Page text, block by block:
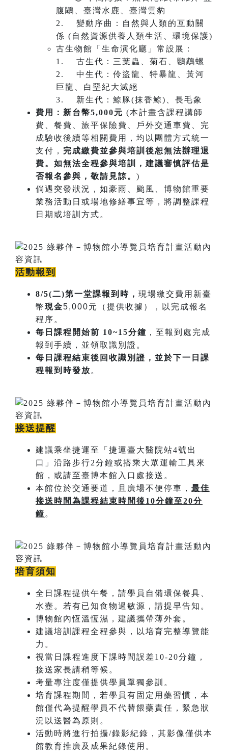
腹鷴、臺灣水鹿、臺灣雲豹
2. 變動序曲：自然與人類的互動關
係 (自然資源供養人類生活、環境保護)
古生物館「生命演化廳」常設展：
1. 古生代：三葉蟲、菊石、鸚鵡螺
2. 中生代：伶盜龍、特暴龍、黃河
巨龍、白堊紀大滅絕
3. 新生代：鯨豚(抹香鯨)、長毛象
費用：新台幣5,000元 (本計畫含課程講師
費、餐費、旅平保險費、戶外交通車費、完
成驗收後續等相關費用，均以團體方式統一
支付， 完成繳費並參與培訓後恕無法辦理退
費。如無法全程參與培訓，建議審慎評估是
否報名參與，敬請見諒。 )
倘遇突發狀況，如豪雨、颱風、博物館重要
業務活動日或場地修繕事宜等，將調整課程
日期或培訓方式。
活動報到
8/5(二)第一堂課報到時， 現場繳交費用新臺
幣現金5,000元（提供收據），以完成報名
程序。
每日課程開始​前 10~15分鐘 ，至報到處完成
報到手續，並領取識別證。
每日課程結束後回收識別證，並於下一日課
程報到時發放 。
接送提醒
建議乘坐捷運至「捷運臺大醫院站4號出
口」沿路步行2分鐘或搭乘大眾運輸工具來
館，或請至臺博本館入口處接送。
本館位於交通要道，且廣場不便停車， 最佳
接送時間為課程結束時間後10分鐘至20分
鐘。
培育須知
全日課程提供午餐，請學員自備環保餐具、
水壺。若有已知食物過敏源，請提早告知。
博物館內恆溫恆濕，建議攜帶薄外套。
建議培訓課程全程參與，以培育完整導覽能
力。
視當日課程進度下課時間誤差10-20分鐘，
接送家長請稍等候。
考量專注度僅提供學員單獨參訓。
培育課程期間，若學員有固定用藥習慣，本
館僅代為提醒學員不代替餵藥責任，緊急狀
況以送醫為原則。
活動時將進行拍攝/錄影紀錄，其影像僅供本
館教育推廣及成果紀錄使用。